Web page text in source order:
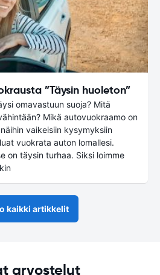
”Täysin huoleton”
omavastuun suoja? Mitä
Mikä autovuokraamo on
vaikeisiin kysymyksiin
vuokrata auton lomallesi.
on täysin turhaa. Siksi loimme
kaikki artikkelit
arvostelut